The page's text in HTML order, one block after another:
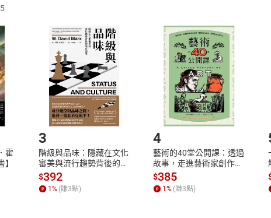
店鋪所銷售之商品為電子書，屬非以有形媒介提供之數位內容，
入樂天市場，並於「我的訂單」中點選「瀏覽訂單明細」
「
通過後將為您辦理退款事宜。
消/退貨，恕無法以單支商品取消/退貨。
登入帳號
Login
付款方式
Payment
Step2.登入帳號，下載書籍後看書
霍
3
階級與品味：隱藏在文化
審美與流行趨勢背後的地
位渴望【電子書】
$392
1 % (賺3點)
4
藝術的40堂公開課：透過
故事，走進藝術家創作現
場，看藝術如何誕生、如
何形塑人類生活【電子
書】
$385
1% (賺3點)